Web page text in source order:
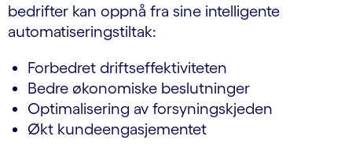
bedrifter kan oppnå fra sine intelligente
automatiseringstiltak:
Forbedret driftseffektiviteten
Bedre økonomiske beslutninger
Optimalisering av forsyningskjeden
Økt kundeengasjementet